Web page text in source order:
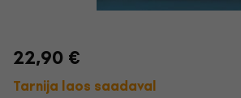
22,90 €
Tarnija laos saadaval